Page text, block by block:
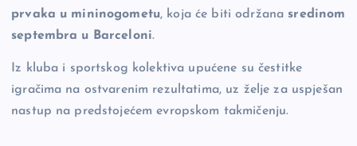
prvaka u mininogometu, koja će biti održana sredinom
septembra u Barceloni.
Iz kluba i sportskog kolektiva upućene su čestitke
igračima na ostvarenim rezultatima, uz želje za uspješan
nastup na predstojećem evropskom takmičenju.